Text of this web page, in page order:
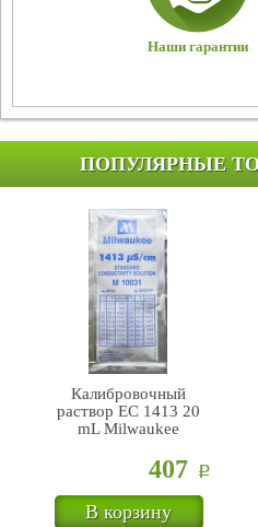
Наши гарантии
ПОПУЛЯРНЫЕ
Калибровочный
раствор EC 1413 20
mL Milwaukee
407 Р
В корзину